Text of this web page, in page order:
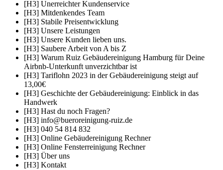
[H3] Unerreichter Kundenservice
[H3] Mitdenkendes Team
[H3] Stabile Preisentwicklung
[H3] Unsere Leistungen
[H3] Unsere Kunden lieben uns.
[H3] Saubere Arbeit von A bis Z
[H3] Warum Ruiz Gebäudereinigung Hamburg für Deine
Airbnb-Unterkunft unverzichtbar ist
[H3] Tariflohn 2023 in der Gebäudereinigung steigt auf
13,00€​
[H3] Geschichte der Gebäudereinigung: Einblick in das
Handwerk
[H3] Hast du noch Fragen?
[H3] info@bueroreinigung-ruiz.de
[H3] 040 54 814 832
[H3] Online Gebäudereinigung Rechner
[H3] Online Fensterreinigung Rechner
[H3] Über uns
[H3] Kontakt